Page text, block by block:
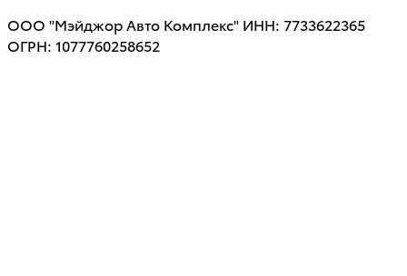
ООО "Мэйджор Авто Комплекс" ИНН: 7733622365
ОГРН: 1077760258652